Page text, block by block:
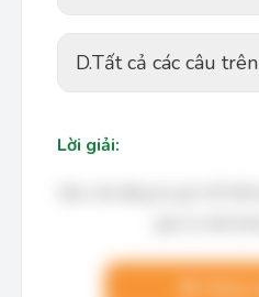
D.Tất cả các câu trên
Lời giải: